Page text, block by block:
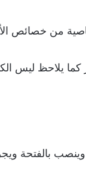
من خصائص
كما يلاحظ ليس
بالفتحة